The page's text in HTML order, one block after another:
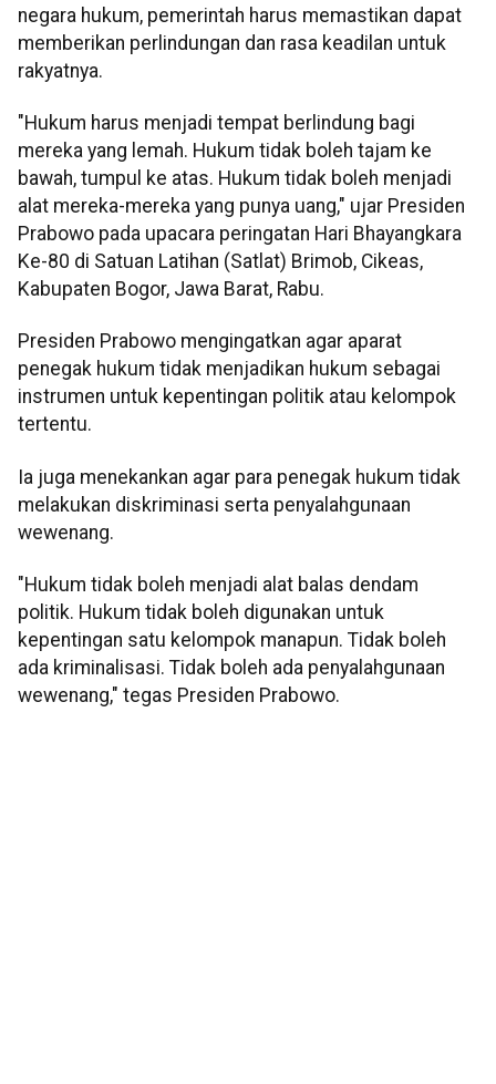
negara hukum, pemerintah harus memastikan dapat
memberikan perlindungan dan rasa keadilan untuk
rakyatnya.
"Hukum harus menjadi tempat berlindung bagi
mereka yang lemah. Hukum tidak boleh tajam ke
bawah, tumpul ke atas. Hukum tidak boleh menjadi
alat mereka-mereka yang punya uang," ujar Presiden
Prabowo pada upacara peringatan Hari Bhayangkara
Ke-80 di Satuan Latihan (Satlat) Brimob, Cikeas,
Kabupaten Bogor, Jawa Barat, Rabu.
Presiden Prabowo mengingatkan agar aparat
penegak hukum tidak menjadikan hukum sebagai
instrumen untuk kepentingan politik atau kelompok
tertentu.
Ia juga menekankan agar para penegak hukum tidak
melakukan diskriminasi serta penyalahgunaan
wewenang.
"Hukum tidak boleh menjadi alat balas dendam
politik. Hukum tidak boleh digunakan untuk
kepentingan satu kelompok manapun. Tidak boleh
ada kriminalisasi. Tidak boleh ada penyalahgunaan
wewenang," tegas Presiden Prabowo.